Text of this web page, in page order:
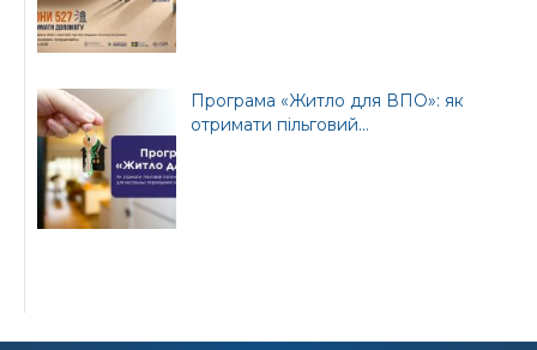
Програма «Житло для ВПО»: як
отримати пільговий...